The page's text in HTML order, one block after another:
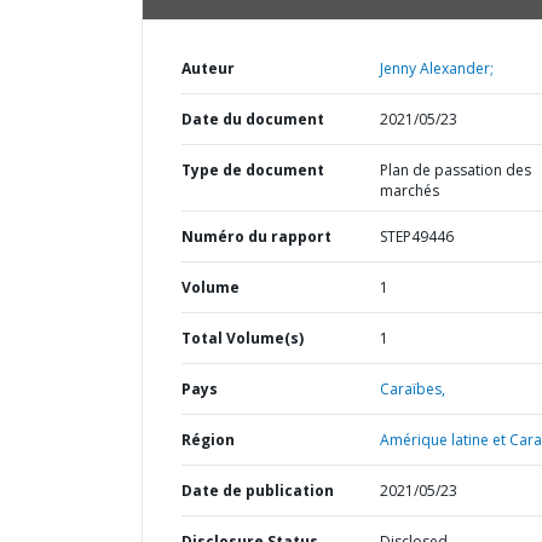
Auteur Jenny Alexander;
Date du document 2021/05/23
Type de document
Plan de passation des
marchés
Numéro du rapport STEP49446
Volume 1
Total Volume(s) 1
Pays Caraïbes,
Région Amérique latine et
Date de publication 2021/05/23